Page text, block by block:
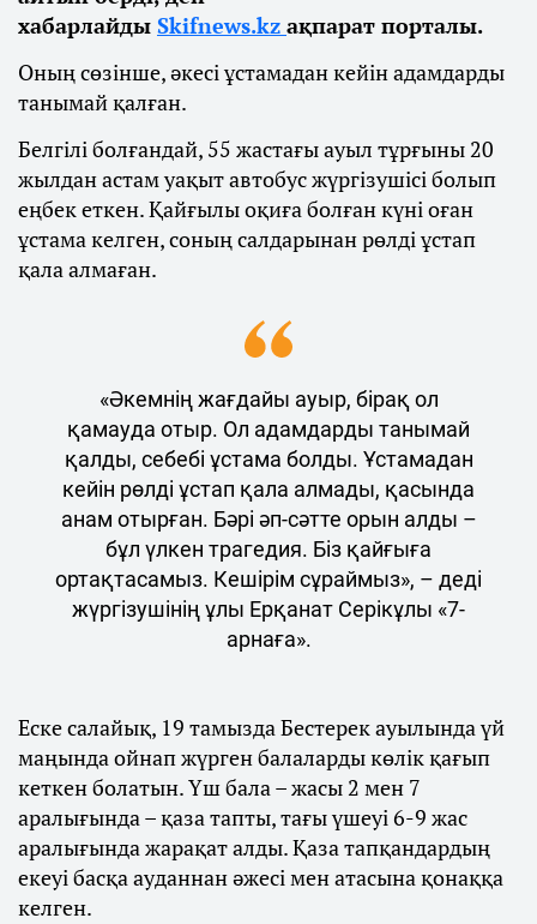
хабарлайды Skifnews.kz ақпарат порталы.
Оның сөзінше, әкесі ұстамадан кейін адамдарды
танымай қалған.
Белгілі болғандай, 55 жастағы ауыл тұрғыны 20
жылдан астам уақыт автобус жүргізушісі болып
еңбек еткен. Қайғылы оқиға болған күні оған
ұстама келген, соның салдарынан рөлді ұстап
қала алмаған.
«Әкемнің жағдайы ауыр, бірақ ол
қамауда отыр. Ол адамдарды танымай
қалды, себебі ұстама болды. Ұстамадан
кейін рөлді ұстап қала алмады, қасында
анам отырған. Бәрі әп-сәтте орын алды –
бұл үлкен трагедия. Біз қайғыға
ортақтасамыз. Кешірім сұраймыз», – деді
жүргізушінің ұлы Ерқанат Серікұлы «7-
арнаға».
Еске салайық, 19 тамызда Бестерек ауылында үй
маңында ойнап жүрген балаларды көлік қағып
кеткен болатын. Үш бала – жасы 2 мен 7
аралығында – қаза тапты, тағы үшеуі 6-9 жас
аралығында жарақат алды. Қаза тапқандардың
екеуі басқа ауданнан әжесі мен атасына қонаққа
келген.